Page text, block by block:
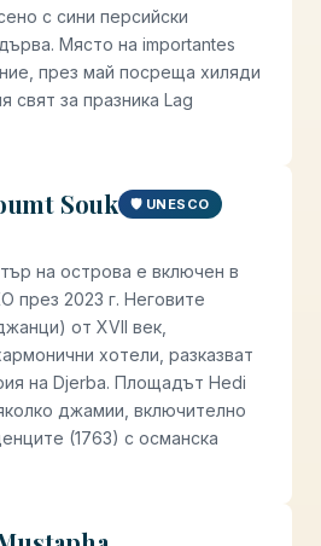
с сини персийски
Място на importantes
през май посреща хиляди
свят за празника Lag
Souk 🛡️ UNESCO
на острова е включен в
през 2023 г. Неговите
от XVII век,
хотели, разказват
на Djerba. Площадът Hedi
джамии, включително
(1763) с османска